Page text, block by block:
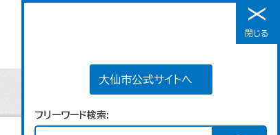
メニュー
大仙市公式サイトへ
フリーワード検索
閉じる